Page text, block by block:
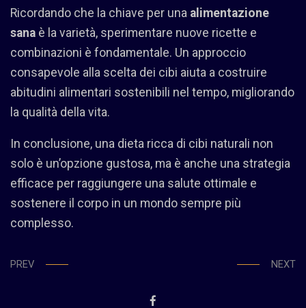
Ricordando che la chiave per una alimentazione
sana è la varietà, sperimentare nuove ricette e
combinazioni è fondamentale. Un approccio
consapevole alla scelta dei cibi aiuta a costruire
abitudini alimentari sostenibili nel tempo, migliorando
la qualità della vita.
In conclusione, una dieta ricca di cibi naturali non
solo è un’opzione gustosa, ma è anche una strategia
efficace per raggiungere una salute ottimale e
sostenere il corpo in un mondo sempre più
complesso.
PREV NEXT